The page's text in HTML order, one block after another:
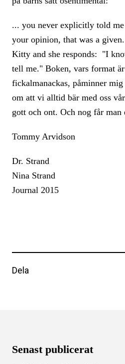
... you never explicitly told
your opinion, that was a
Kitty and she responds: "I
tell me." Boken, vars format
fickalmanackas, påminner
om att vi alltid bär med oss
gott och ont. Och nog får man
Tommy Arvidson
Dr. Strand
Nina Strand
Journal 2015
Dela
Senast publicerat